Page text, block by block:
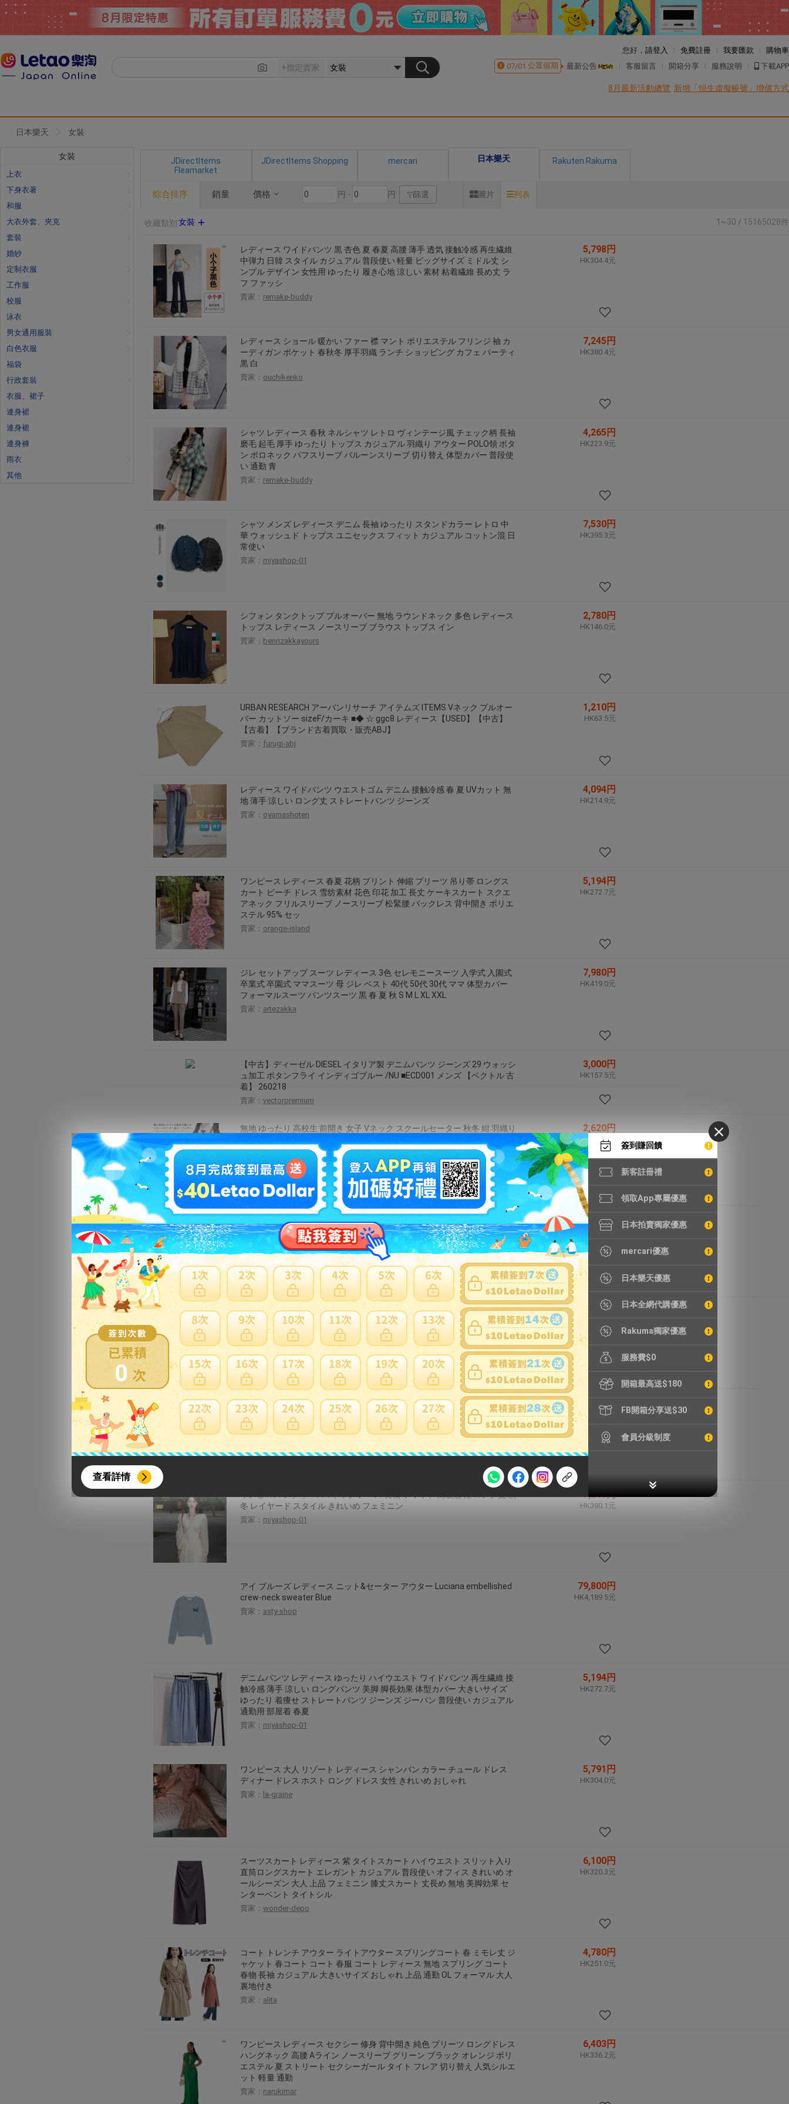
0
注意事項
【8月簽到活動】
2026年8月1日上午00:00開始至2026年8月31日晚上23:59結束。
每人單一帳號每日只可簽到1次，逾期不得補簽。
本月每完成簽到7次
本月簽到活動最多可獲得「$40 Letao Dollar」。
Letao Dollar使用期限至發放後第30日之晚上23:59。
Letao Dollar可於「JDirectItems Auction」、「日本商城代購」 「第一次付款」使用，可折抵服務費
Letao Dollar不可用於購買商品為「門票、優惠券、住宿券、禮券、儲值卡……等等」、48小時外付款、
類現金商品、日本寄日本之訂單。
使用Letao Dollar之委託單，如因價格不符、缺貨、非Letao因素(退貨不會歸還)退單者，退回的Letao
Dollar使用期限不會延長。
查看詳情
簽到賺回饋
新客註冊禮
領取App專屬優惠
日本拍賣獨家優惠
mercari優惠
日本樂天優惠
日本全網代購優惠
Rakuma獨家優惠
服務費$0
開箱最高送$180
FB開箱分享送$30
會員分級制度
您好， 請登入 免費註冊 我要匯款
購物車
07/01 公眾假期 最新公告 客服留言 開箱分享 服務說明 下載APP
8月最新活動總覽 新增「恒生虛擬帳號」增值方式
日本樂天 女裝
女裝
上衣
下身衣著
和服
大衣外套、夾克
套裝
婚紗
定制衣服
工作服
校服
泳衣
男女通用服裝
白色衣服
福袋
行政套裝
衣服、裙子
連身裙
連身裙
連身褲
雨衣
其他
JDirectItems
Fleamarket
JDirectItems Shopping mercari 日本樂天 Rakuten Rakuma
綜合排序 銷量 價格 円 - 円 篩選 圖片 列表
收藏類別 女裝 1~30 / 15165028件
レディース ワイドパンツ 黒 杏色 夏 春夏 高腰 薄手 透気 接触冷感 再生繊維
中弾力 日韓 スタイル カジュアル 普段使い 軽量 ビッグサイズ ミドル丈 シ
ンプル デザイン 女性用 ゆったり 履き心地 涼しい 素材 粘着繊維 長め丈 ラ
フ ファッシ
賣家： remake-buddy
5,798円
HK304.4元
レディース ショール 暖かい ファー 襟 マント ポリエステル フリンジ 袖 カ
ーディガン ポケット 春秋冬 厚手羽織 ランチ ショッピング カフェ パーティ
黒 白
賣家： ouchikenko
7,245円
HK380.4元
シャツ レディース 春秋 ネルシャツ レトロ ヴィンテージ風 チェック柄 長袖
磨毛 起毛 厚手 ゆったり トップス カジュアル 羽織り アウター POLO領 ボタ
ン ポロネック パフスリーブ バルーンスリーブ 切り替え 体型カバー 普段使
い 通勤 青
賣家： remake-buddy
4,265円
HK223.9元
シャツ メンズ レディース デニム 長袖 ゆったり スタンドカラー レトロ 中
華 ウォッシュド トップス ユニセックス フィット カジュアル コットン混 日
常使い
賣家： miyashop-01
7,530円
HK395.3元
シフォン タンクトップ プルオーバー 無地 ラウンドネック 多色 レディース
トップス レディース ノースリーブ ブラウス トップス イン
賣家： benrizakkayours
2,780円
HK146.0元
URBAN RESEARCH アーバンリサーチ アイテムズ ITEMS Vネック プルオー
バー カットソー sizeF/カーキ ■◆ ☆ ggc8 レディース【USED】【中古】
【古着】【ブランド古着買取・販売ABJ】
賣家： furugi-abj
1,210円
HK63.5元
レディース ワイドパンツ ウエストゴム デニム 接触冷感 春 夏 UVカット 無
地 薄手 涼しい ロング丈 ストレートパンツ ジーンズ
賣家： oyamashoten
4,094円
HK214.9元
ワンピース レディース 春夏 花柄 プリント 伸縮 プリーツ 吊り帯 ロングス
カート ビーチ ドレス 雪纺素材 花色 印花 加工 長丈 ケーキスカート スクエ
アネック フリルスリーブ ノースリーブ 松緊腰 バックレス 背中開き ポリエ
ステル 95% セッ
賣家： orange-island
5,194円
HK272.7元
ジレ セットアップ スーツ レディース 3色 セレモニースーツ 入学式 入園式
卒業式 卒園式 ママスーツ 母 ジレ ベスト 40代 50代 30代 ママ 体型カバー
フォーマルスーツ パンツスーツ 黒 春 夏 秋 S M L XL XXL
賣家： artezakka
7,980円
HK419.0元
【中古】ディーゼル DIESEL イタリア製 デニムパンツ ジーンズ 29 ウォッシ
ュ加工 ボタンフライ インディゴブルー /NU ■ECD001 メンズ 【ベクトル 古
着】 260218
賣家： vectorpremium
3,000円
HK157.5元
無地 ゆったり 高校生 前開き 女子 Vネック スクールセーター 秋冬 紺 羽織り
ジャケット アウター 【送料無料】スクールカーディガン 学生服 ケーブル
編み 中学生 パフスリーブ 春 シンプル かわいい ネイビー 制服
賣家：doux-fleurette
2,620円
HK137.6元
ワンピース レディース Vネック チュニック A字スカート ノースリーブ 膝丈
ポリエステル リゾート 2点セット 春夏
賣家： tanzan-shop
8,129円
HK426.8元
レディース 秋冬 セットアップ 韓国風 レトロ プレッピー スーツジャケット
ベスト シャツ ハイウエスト Aライン ミディスカート カジュアル オフィス
スタイルアップ
賣家：rise0729ri
8,200円
HK430.5元
ウェディングドレス ロングドレス スレンダーライン ワンショルダー アシ
ンメトリー 二次会 結婚式 前撮り 花嫁 ウエディングドレス サテン ブライダ
ル
賣家： fukuwatrading2gouten
14,514円
HK762.0元
冬 レイヤード スタイル きれいめ フェミニン
賣家： miyashop-01
HK380.1元
アイ ブルーズ レディース ニット&セーター アウター Luciana embellished
crew-neck sweater Blue
賣家： asty-shop
79,800円
HK4,189.5元
デニムパンツ レディース ゆったり ハイウエスト ワイドパンツ 再生繊維 接
触冷感 薄手 涼しい ロングパンツ 美脚 脚長効果 体型カバー 大きいサイズ
ゆったり 着痩せ ストレートパンツ ジーンズ ジーパン 普段使い カジュアル
通勤用 部屋着 春夏
賣家： miyashop-01
5,194円
HK272.7元
ワンピース 大人 リゾート レディース シャンパン カラー チュール ドレス
ディナー ドレス ホスト ロング ドレス 女性 きれいめ おしゃれ
賣家： la-graine
5,791円
HK304.0元
スーツスカート レディース 紫 タイトスカート ハイウエスト スリット入り
直筒ロングスカート エレガント カジュアル 普段使い オフィス きれいめ オ
ールシーズン 大人 上品 フェミニン 膝丈スカート 丈長め 無地 美脚効果 セ
ンターベント タイトシル
賣家： wonder-depo
6,100円
HK320.3元
コート トレンチ アウター ライトアウター スプリングコート 春 ミモレ丈 ジ
ャケット 春コート コート 春服 コート レディース 無地 スプリング コート
春物 長袖 カジュアル 大きいサイズ おしゃれ 上品 通勤 OL フォーマル 大人
裏地付き
賣家： alita
4,780円
HK251.0元
ワンピース レディース セクシー 修身 背中開き 純色 プリーツ ロングドレス
ハングネック 高腰 Aライン ノースリーブ グリーン ブラック オレンジ ポリ
エステル 夏 ストリート セクシーガール タイト フレア 切り替え 人気シルエ
ット 軽量 通勤
賣家： narukimar
6,403円
HK336.2元